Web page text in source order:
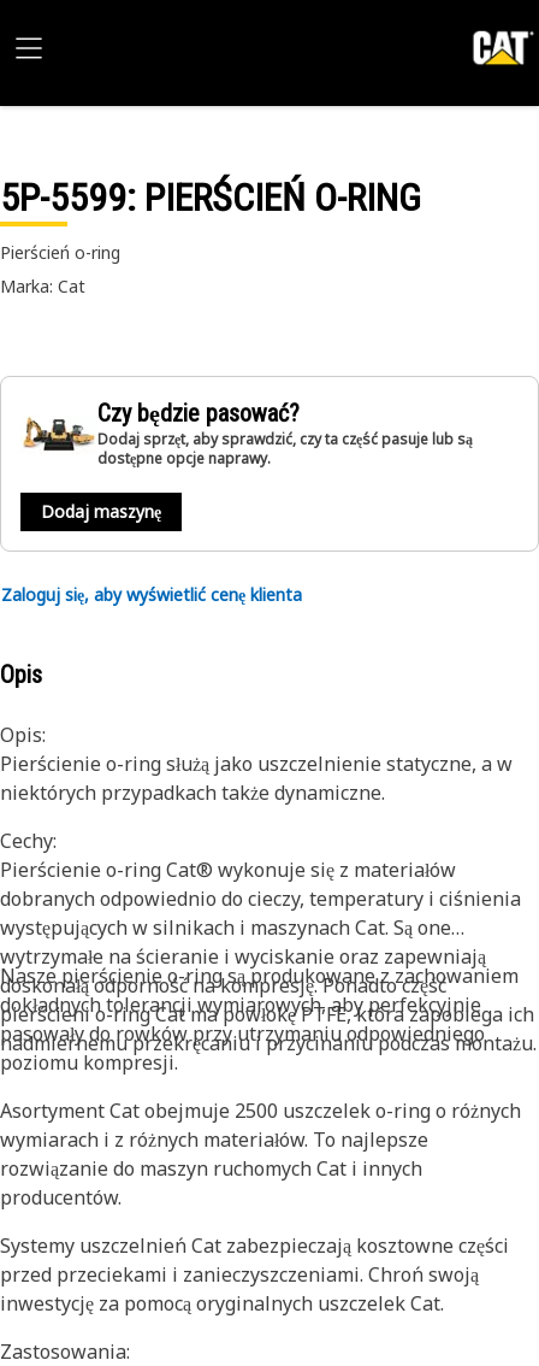
5P-5599: PIERŚCIEŃ O-RING
Pierścień o-ring
Marka: Cat
Czy będzie pasować?
Dodaj sprzęt, aby sprawdzić, czy ta część pasuje lub są
dostępne opcje naprawy.
Dodaj maszynę
Zaloguj się, aby wyświetlić cenę klienta
Opis
Opis:
Pierścienie o-ring służą jako uszczelnienie statyczne, a w
niektórych przypadkach także dynamiczne.
Cechy:
Pierścienie o-ring Cat® wykonuje się z materiałów
dobranych odpowiednio do cieczy, temperatury i ciśnienia
występujących w silnikach i maszynach Cat. Są one
wytrzymałe na ścieranie i wyciskanie oraz zapewniają
doskonałą odporność na kompresję. Ponadto część
pierścieni o-ring Cat ma powłokę PTFE, która zapobiega ich
nadmiernemu przekręcaniu i przycinaniu podczas montażu.
Nasze pierścienie o-ring są produkowane z zachowaniem
dokładnych tolerancji wymiarowych, aby perfekcyjnie
pasowały do rowków przy utrzymaniu odpowiedniego
poziomu kompresji.
Asortyment Cat obejmuje 2500 uszczelek o-ring o różnych
wymiarach i z różnych materiałów. To najlepsze
rozwiązanie do maszyn ruchomych Cat i innych
producentów.
Systemy uszczelnień Cat zabezpieczają kosztowne części
przed przeciekami i zanieczyszczeniami. Chroń swoją
inwestycję za pomocą oryginalnych uszczelek Cat.
Zastosowania: